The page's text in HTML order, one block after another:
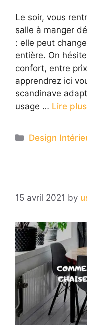
Le soir, vous
salle à manger
: elle peut
entière. On
confort, entre
apprendrez ici
scandinave
usage … Lire plus
Categories
Design
15 avril 2021 by